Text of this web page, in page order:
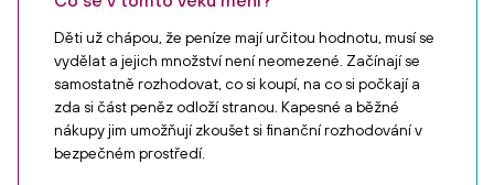
Děti už chápou, že peníze mají určitou hodnotu, musí se
vydělat a jejich množství není neomezené. Začínají se
samostatně rozhodovat, co si koupí, na co si počkají a
zda si část peněz odloží stranou. Kapesné a běžné
nákupy jim umožňují zkoušet si finanční rozhodování v
bezpečném prostředí.